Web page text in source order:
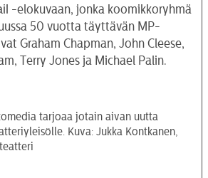
-elokuvaan, jonka koomikkoryhmä
50 vuotta täyttävän MP-
Graham Chapman, John Cleese,
Terry Jones ja Michael Palin.
tarjoaa jotain aivan uutta
Kuva: Jukka Kontkanen,